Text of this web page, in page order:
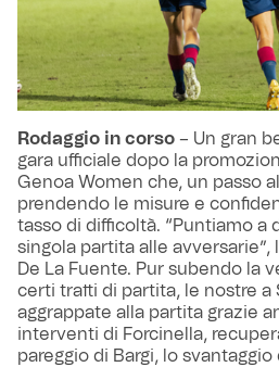
Rodaggio in corso – Un gran
gara ufficiale dopo la
Genoa Women che, un passo
prendendo le misure e
tasso di difficoltà. “Puntiamo a
singola partita alle
De La Fuente. Pur subendo la
certi tratti di partita, le nostre a
aggrappate alla partita grazie
interventi di Forcinella,
pareggio di Bargi, lo